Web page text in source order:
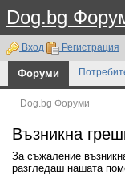
Dog.bg
Вход Регистрация
Форуми
Dog.bg Форуми
Възникна
За съжаление
разгледаш нашата